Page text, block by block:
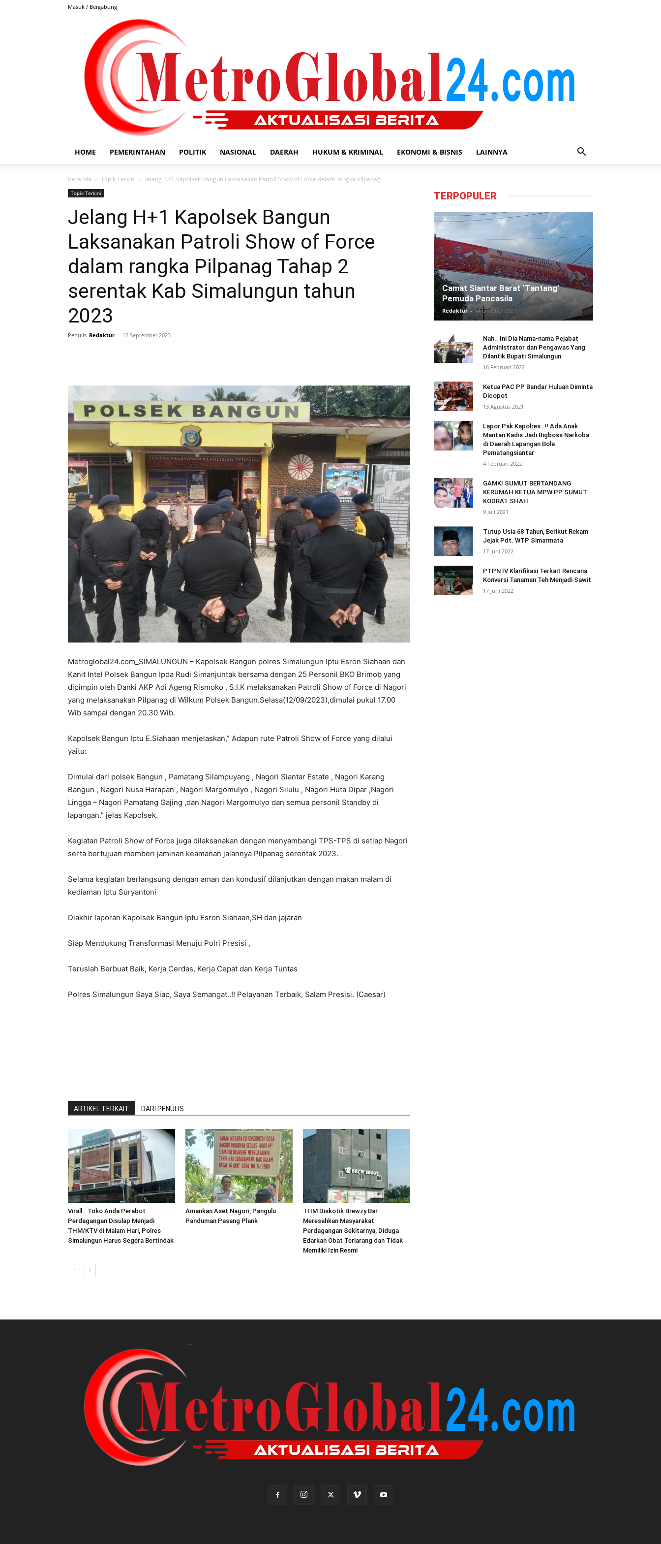
Masuk / Bergabung
HOME PEMERINTAHAN POLITIK NASIONAL DAERAH HUKUM & KRIMINAL EKONOMI & BISNIS LAINNYA
Beranda Topik Terkini Jelang H+1 Kapolsek Bangun Laksanakan Patroli Show of Force dalam rangka Pilpanag...
Topik Terkini
Jelang H+1 Kapolsek Bangun
Laksanakan Patroli Show of Force
dalam rangka Pilpanag Tahap 2
serentak Kab Simalungun tahun
2023
Penulis Redaktur - 12 September 2023
Metroglobal24.com_SIMALUNGUN – Kapolsek Bangun polres Simalungun Iptu Esron Siahaan dan
Kanit Intel Polsek Bangun Ipda Rudi Simanjuntak bersama dengan 25 Personil BKO Brimob yang
dipimpin oleh Danki AKP Adi Ageng Rismoko , S.I.K melaksanakan Patroli Show of Force di Nagori
yang melaksanakan Pilpanag di Wilkum Polsek Bangun.Selasa(12/09/2023),dimulai pukul 17.00
Wib sampai dengan 20.30 Wib.
Kapolsek Bangun Iptu E.Siahaan menjelaskan,” Adapun rute Patroli Show of Force yang dilalui
yaitu:
Dimulai dari polsek Bangun , Pamatang Silampuyang , Nagori Siantar Estate , Nagori Karang
Bangun , Nagori Nusa Harapan , Nagori Margomulyo , Nagori Silulu , Nagori Huta Dipar ,Nagori
Lingga – Nagori Pamatang Gajing ,dan Nagori Margomulyo dan semua personil Standby di
lapangan.” jelas Kapolsek.
Kegiatan Patroli Show of Force juga dilaksanakan dengan menyambangi TPS-TPS di setiap Nagori
serta bertujuan memberi jaminan keamanan jalannya Pilpanag serentak 2023.
Selama kegiatan berlangsung dengan aman dan kondusif dilanjutkan dengan makan malam di
kediaman Iptu Suryantoni
Diakhir laporan Kapolsek Bangun Iptu Esron Siahaan,SH dan jajaran
Siap Mendukung Transformasi Menuju Polri Presisi ,
Teruslah Berbuat Baik, Kerja Cerdas, Kerja Cepat dan Kerja Tuntas
Polres Simalungun Saya Siap, Saya Semangat..!! Pelayanan Terbaik, Salam Presisi. (Caesar)
ARTIKEL TERKAIT DARI PENULIS
Virall.. Toko Anda Perabot
Perdagangan Disulap Menjadi
THM/KTV di Malam Hari, Polres
Simalungun Harus Segera Bertindak
Amankan Aset Nagori, Pangulu
Panduman Pasang Plank
THM Diskotik Brewzy Bar
Meresahkan Masyarakat
Perdagangan Sekitarnya, Diduga
Edarkan Obat Terlarang dan Tidak
Memiliki Izin Resmi
TERPOPULER
Camat Siantar Barat ‘Tantang’
Pemuda Pancasila
Redaktur - 14 Oktober 2021
Nah.. Ini Dia Nama-nama Pejabat
Administrator dan Pengawas Yang
Dilantik Bupati Simalungun
16 Februari 2022
Ketua PAC PP Bandar Huluan Diminta
Dicopot
13 Agustus 2021
Lapor Pak Kapolres..!! Ada Anak
Mantan Kadis Jadi Bigboss Narkoba
di Daerah Lapangan Bola
Pematangsiantar
4 Februari 2022
GAMKI SUMUT BERTANDANG
KERUMAH KETUA MPW PP SUMUT
KODRAT SHAH
9 Juli 2021
Tutup Usia 68 Tahun, Berikut Rekam
Jejak Pdt. WTP Simarmata
17 Juni 2022
PTPN IV Klarifikasi Terkait Rencana
Konversi Tanaman Teh Menjadi Sawit
17 Juni 2022